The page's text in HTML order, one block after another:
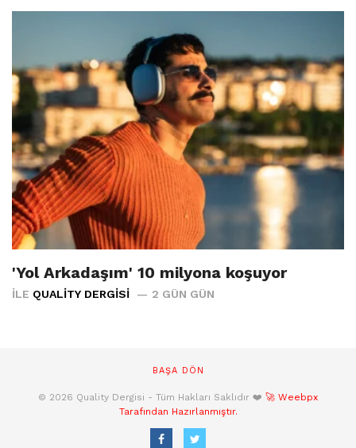
'Yol Arkadaşım' 10 milyona koşuyor
İLE QUALITY DERGISI 2 GÜN GÜN
BAŞA DÖN
© 2026 Quality Dergisi - Tüm Hakları Saklıdır ❤️ 🚀 Weebpx
Tarafından Hazırlanmıştır.